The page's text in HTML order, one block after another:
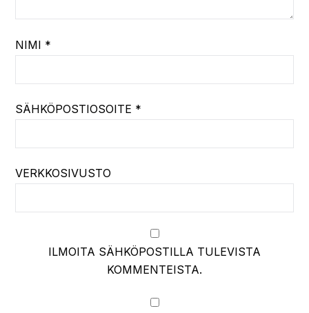
NIMI *
SÄHKÖPOSTIOSOITE *
VERKKOSIVUSTO
ILMOITA SÄHKÖPOSTILLA TULEVISTA
KOMMENTEISTA.